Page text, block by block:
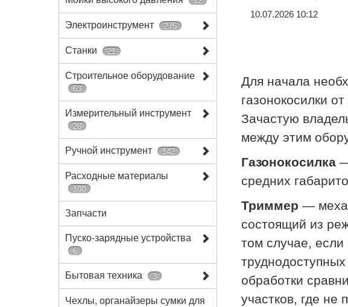
Электроинструмент 275
Станки 21
Строительное оборудование
63
Измерительный инструмент
28
Ручной инструмент 142
Расходные материалы
100
Запчасти
Пуско-зарядные устройства
6
Бытовая техника 3
Чехлы, органайзеры сумки для
10.07.2026 10:12
Для начала
газонокосилки
Зачастую
между этим
Газонокосилка
средних
Триммер —
состоящий из
том случае, если
обработки
участков, где не